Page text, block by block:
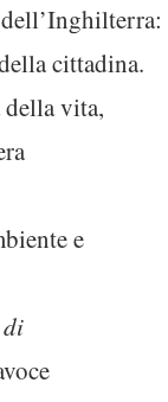
cittadina.
vita,
e
di